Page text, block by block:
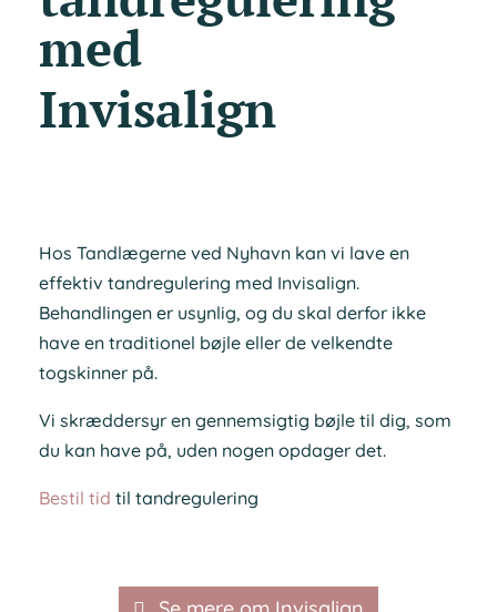
med
Invisalign
Hos Tandlægerne ved Nyhavn kan vi lave en
effektiv tandregulering med Invisalign.
Behandlingen er usynlig, og du skal derfor ikke
have en traditionel bøjle eller de velkendte
togskinner på.
Vi skræddersyr en gennemsigtig bøjle til dig, som
du kan have på, uden nogen opdager det.
Bestil tid til tandregulering